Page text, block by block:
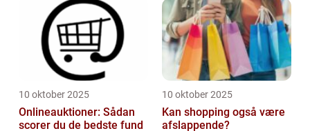
10 oktober 2025
Onlineauktioner: Sådan
scorer du de bedste fund
10 oktober 2025
Kan shopping også være
afslappende?